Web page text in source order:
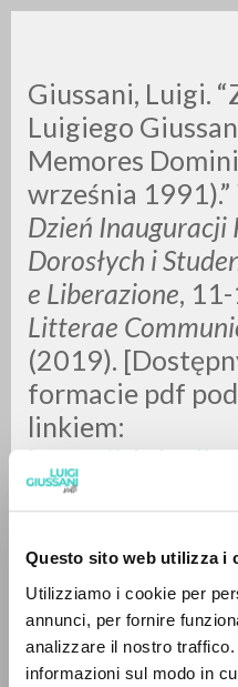
Questo sito web utilizza i
Utilizziamo i cookie per
annunci, per fornire
analizzare il nostro
informazioni sul modo in
Giussani, Luigi.
Luigiego
Memores
września 1991).”
Dzień Inauguracji
Dorosłych i
e Liberazione,
Litterae
(2019).
formacie pdf
linkiem:
https://
pierwsza/kim-on-
0